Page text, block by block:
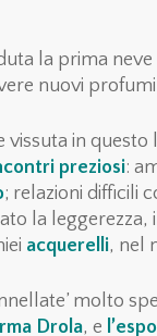
la prima
nuovi
vissuta in
i preziosi:
; relazioni difficili
la
acquerelli, nel
molto
Drola, e